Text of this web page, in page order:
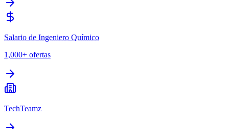
Salario de Ingeniero Químico
1,000+ ofertas
TechTeamz